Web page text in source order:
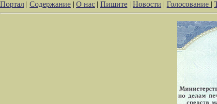
Портал | Содержание | О нас | Пишите | Новости | Голосование |